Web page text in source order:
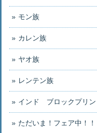
モン族
カレン族
ヤオ族
レンテン族
インド ブロックプリン
ただいま！フェア中！！